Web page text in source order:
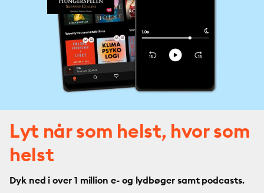
Lyt når som helst, hvor som
helst
Dyk ned i over 1 million e- og lydbøger samt podcasts.